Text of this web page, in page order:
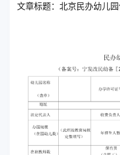
文章标题：北京民办幼儿